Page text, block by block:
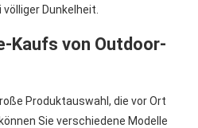
Dunkelheit.
Kaufs von Outdoor-
Produktauswahl, die vor Ort
Sie verschiedene Modelle